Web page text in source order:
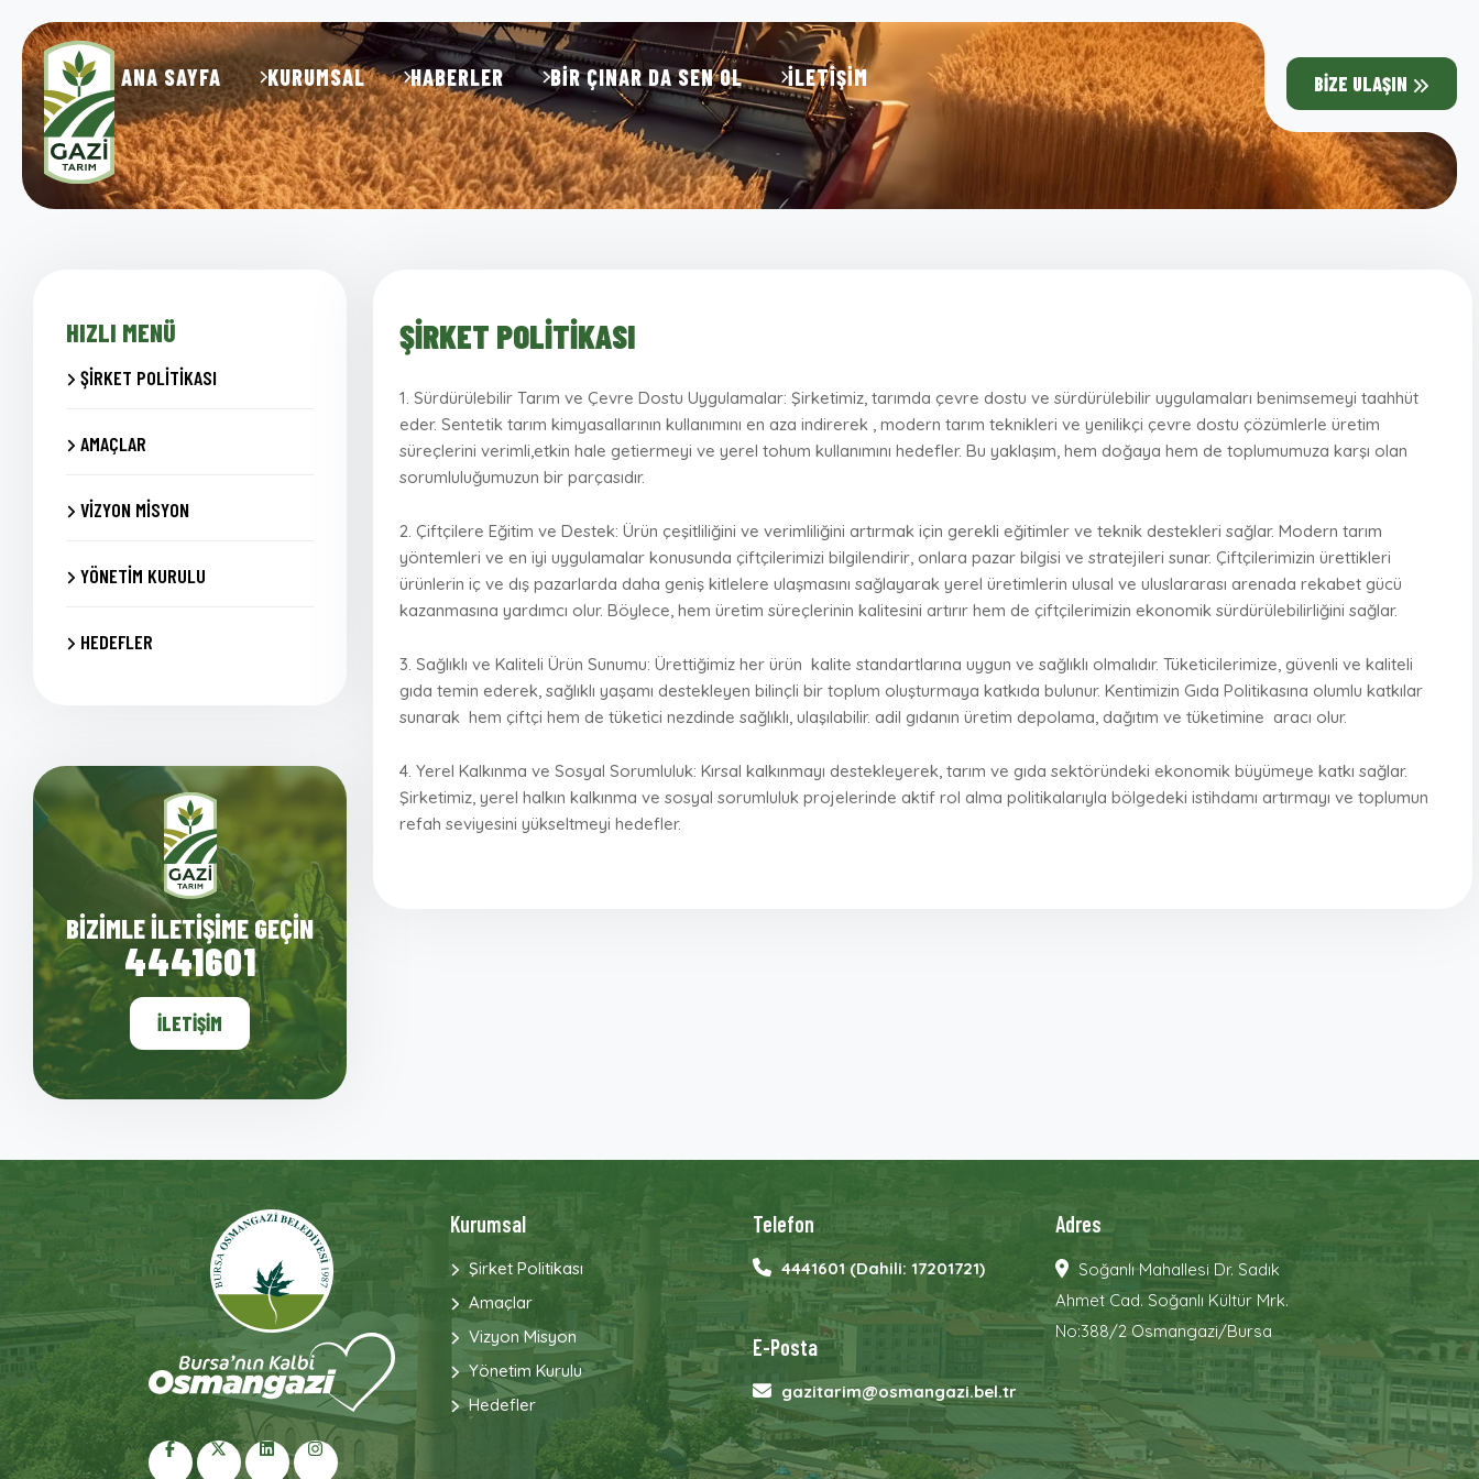
ANA SAYFA KURUMSAL HABERLER BIR ÇINAR DA SEN OL İLETIŞIM BIZE ULAŞIN
HIZLI MENÜ
ŞIRKET POLITIKASI
AMAÇLAR
VIZYON MISYON
YÖNETIM KURULU
HEDEFLER
BIZIMLE İLETIŞIME GEÇIN
4441601
İLETIŞIM
ŞIRKET POLITIKASI
1. Sürdürülebilir Tarım ve Çevre Dostu Uygulamalar: Şirketimiz, tarımda çevre dostu ve sürdürülebilir uygulamaları benimsemeyi taahhüt
eder. Sentetik tarım kimyasallarının kullanımını en aza indirerek , modern tarım teknikleri ve yenilikçi çevre dostu çözümlerle üretim
süreçlerini verimli,etkin hale getiermeyi ve yerel tohum kullanımını hedefler. Bu yaklaşım, hem doğaya hem de toplumumuza karşı olan
sorumluluğumuzun bir parçasıdır.
2. Çiftçilere Eğitim ve Destek: Ürün çeşitliliğini ve verimliliğini artırmak için gerekli eğitimler ve teknik destekleri sağlar. Modern tarım
yöntemleri ve en iyi uygulamalar konusunda çiftçilerimizi bilgilendirir, onlara pazar bilgisi ve stratejileri sunar. Çiftçilerimizin ürettikleri
ürünlerin iç ve dış pazarlarda daha geniş kitlelere ulaşmasını sağlayarak yerel üretimlerin ulusal ve uluslararası arenada rekabet gücü
kazanmasına yardımcı olur. Böylece, hem üretim süreçlerinin kalitesini artırır hem de çiftçilerimizin ekonomik sürdürülebilirliğini sağlar.
3. Sağlıklı ve Kaliteli Ürün Sunumu: Ürettiğimiz her ürün kalite standartlarına uygun ve sağlıklı olmalıdır. Tüketicilerimize, güvenli ve kaliteli
gıda temin ederek, sağlıklı yaşamı destekleyen bilinçli bir toplum oluşturmaya katkıda bulunur. Kentimizin Gıda Politikasına olumlu katkılar
sunarak hem çiftçi hem de tüketici nezdinde sağlıklı, ulaşılabilir. adil gıdanın üretim depolama, dağıtım ve tüketimine aracı olur.
4. Yerel Kalkınma ve Sosyal Sorumluluk: Kırsal kalkınmayı destekleyerek, tarım ve gıda sektöründeki ekonomik büyümeye katkı sağlar.
Şirketimiz, yerel halkın kalkınma ve sosyal sorumluluk projelerinde aktif rol alma politikalarıyla bölgedeki istihdamı artırmayı ve toplumun
refah seviyesini yükseltmeyi hedefler.
Kurumsal
Şirket Politikası
Amaçlar
Vizyon Misyon
Yönetim Kurulu
Hedefler
Telefon
4441601 (Dahili: 17201721)
E-Posta
gazitarim@osmangazi.bel.tr
Adres
Soğanlı Mahallesi Dr. Sadık
Ahmet Cad. Soğanlı Kültür Mrk.
No:388/2 Osmangazi/Bursa